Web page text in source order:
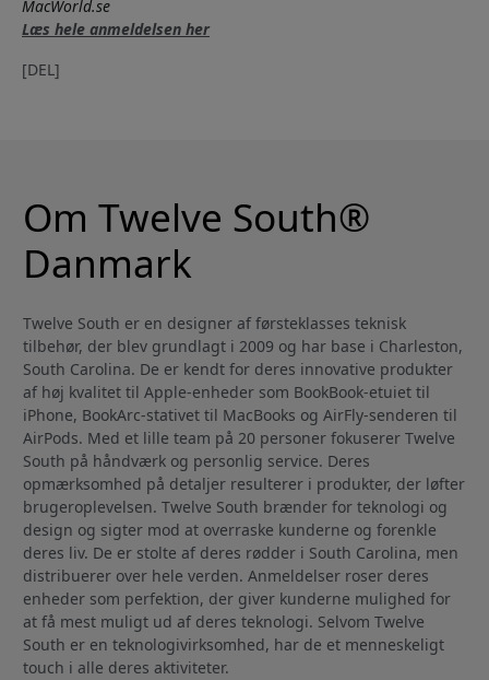
MacWorld.se
Læs hele anmeldelsen her
[DEL]
Om Twelve South®
Danmark
Twelve South er en designer af førsteklasses teknisk
tilbehør, der blev grundlagt i 2009 og har base i Charleston,
South Carolina. De er kendt for deres innovative produkter
af høj kvalitet til Apple-enheder som BookBook-etuiet til
iPhone, BookArc-stativet til MacBooks og AirFly-senderen til
AirPods. Med et lille team på 20 personer fokuserer Twelve
South på håndværk og personlig service. Deres
opmærksomhed på detaljer resulterer i produkter, der løfter
brugeroplevelsen. Twelve South brænder for teknologi og
design og sigter mod at overraske kunderne og forenkle
deres liv. De er stolte af deres rødder i South Carolina, men
distribuerer over hele verden. Anmeldelser roser deres
enheder som perfektion, der giver kunderne mulighed for
at få mest muligt ud af deres teknologi. Selvom Twelve
South er en teknologivirksomhed, har de et menneskeligt
touch i alle deres aktiviteter.